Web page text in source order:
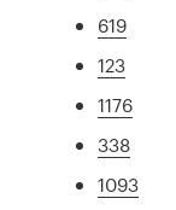
619
123
1176
338
1093